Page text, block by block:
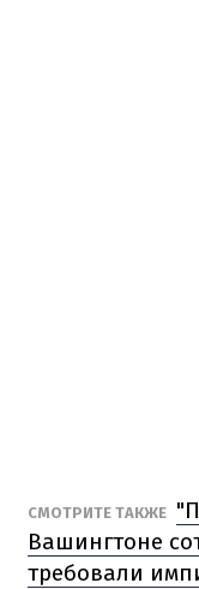
СМОТРИТЕ ТАКЖЕ
Вашингтоне
требовали